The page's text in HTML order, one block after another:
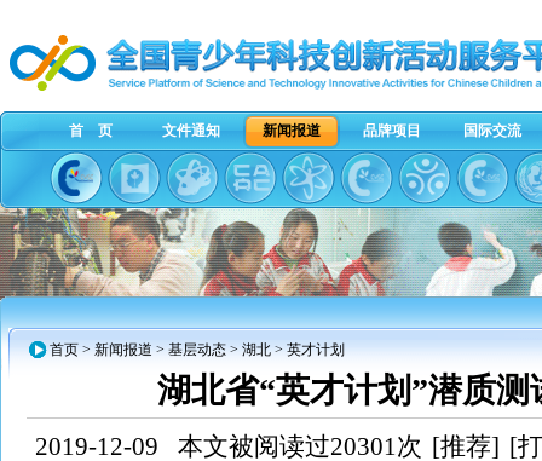
首 页 文件通知 新闻报道 品牌项目 国际交流
首页 > 新闻报道 > 基层动态 > 湖北 > 英才计划
湖北省“英才计划”潜质
2019-12-09 本文被阅读过20301次 [推荐] [